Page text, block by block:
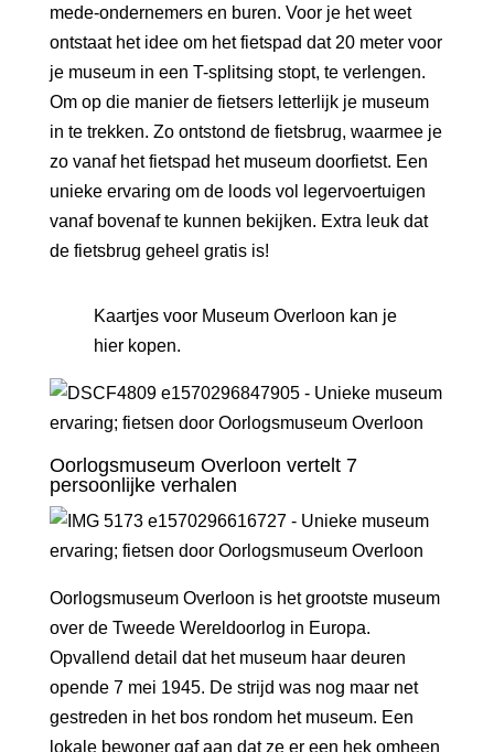
mede-ondernemers en buren. Voor je het weet
ontstaat het idee om het fietspad dat 20 meter voor
je museum in een T-splitsing stopt, te verlengen.
Om op die manier de fietsers letterlijk je museum
in te trekken. Zo ontstond de fietsbrug, waarmee je
zo vanaf het fietspad het museum doorfietst. Een
unieke ervaring om de loods vol legervoertuigen
vanaf bovenaf te kunnen bekijken. Extra leuk dat
de fietsbrug geheel gratis is!
Kaartjes voor Museum Overloon kan je
hier kopen.
Oorlogsmuseum Overloon vertelt 7
persoonlijke verhalen
Oorlogsmuseum Overloon is het grootste museum
over de Tweede Wereldoorlog in Europa.
Opvallend detail dat het museum haar deuren
opende 7 mei 1945. De strijd was nog maar net
gestreden in het bos rondom het museum. Een
lokale bewoner gaf aan dat ze er een hek omheen